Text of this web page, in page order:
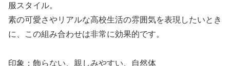
服スタイル。
素の可愛さやリアルな高校生活の雰囲気を表現したいとき
に、この組み合わせは非常に効果的です。
印象：飾らない、親しみやすい、自然体